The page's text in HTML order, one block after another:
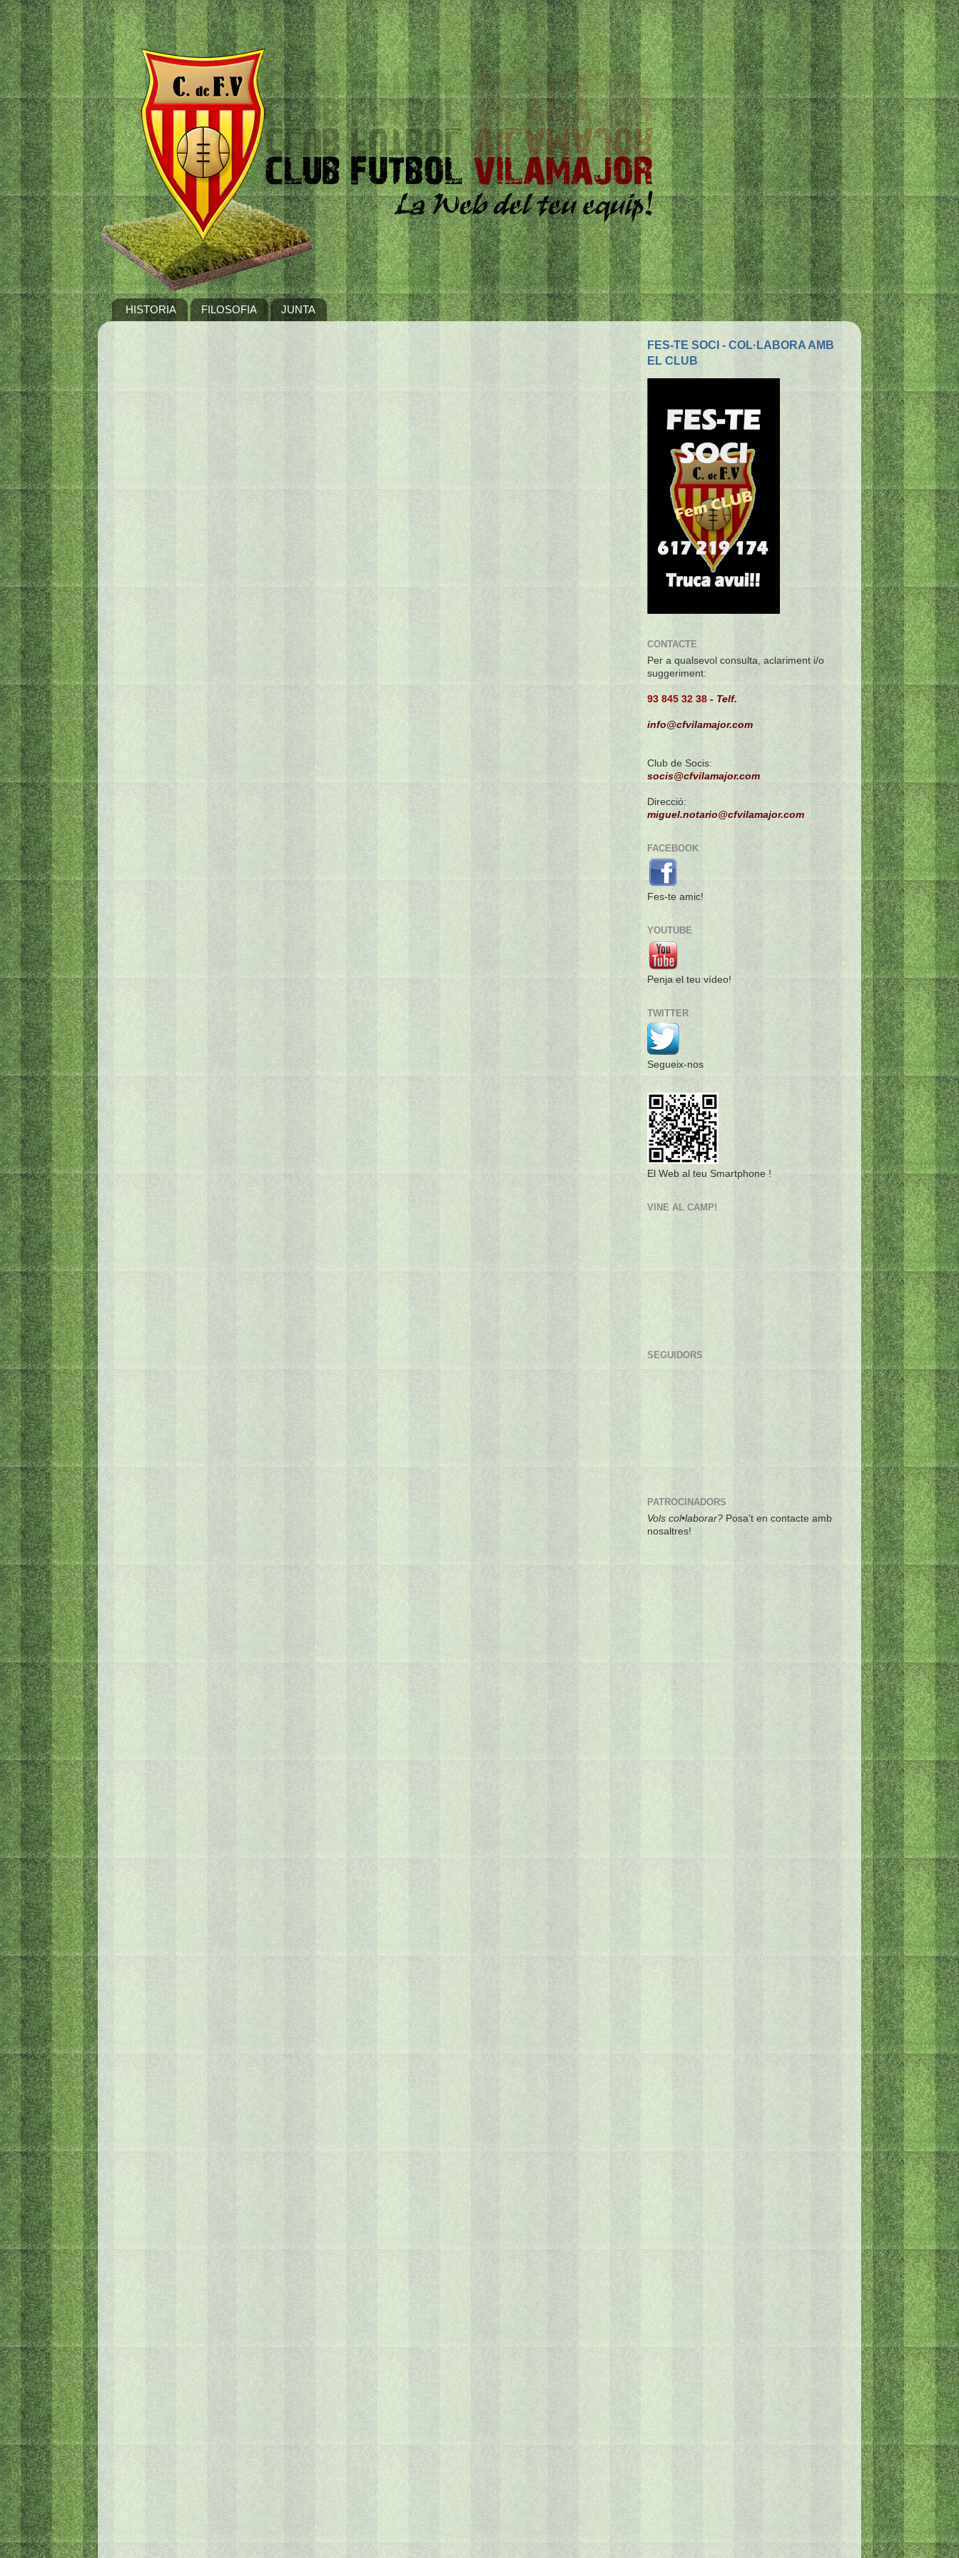
HISTORIA FILOSOFIA JUNTA
FES-TE SOCI - COL·LABORA AMB
EL CLUB
CONTACTE
Per a qualsevol consulta, aclariment i/o
suggeriment:
93 845 32 38 - Telf.
info@cfvilamajor.com
Club de Socis:
socis@cfvilamajor.com
Direcció:
miguel.notario@cfvilamajor.com
FACEBOOK
Fes-te amic!
YOUTUBE
Penja el teu vídeo!
TWITTER
Segueix-nos
El Web al teu Smartphone !
VINE AL CAMP!
SEGUIDORS
PATROCINADORS
Vols col•laborar? Posa't en contacte amb
nosaltres!